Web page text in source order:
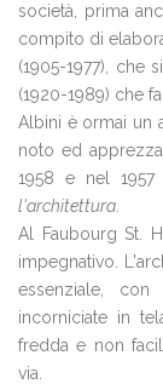
società, prima
compito di
(1905-1977), che
(1920-1989) che
Albini è ormai un
noto ed
1958 e nel
l'architettura
Al Faubourg St.
impegnativo.
essenziale,
incorniciate in
fredda e non
via.